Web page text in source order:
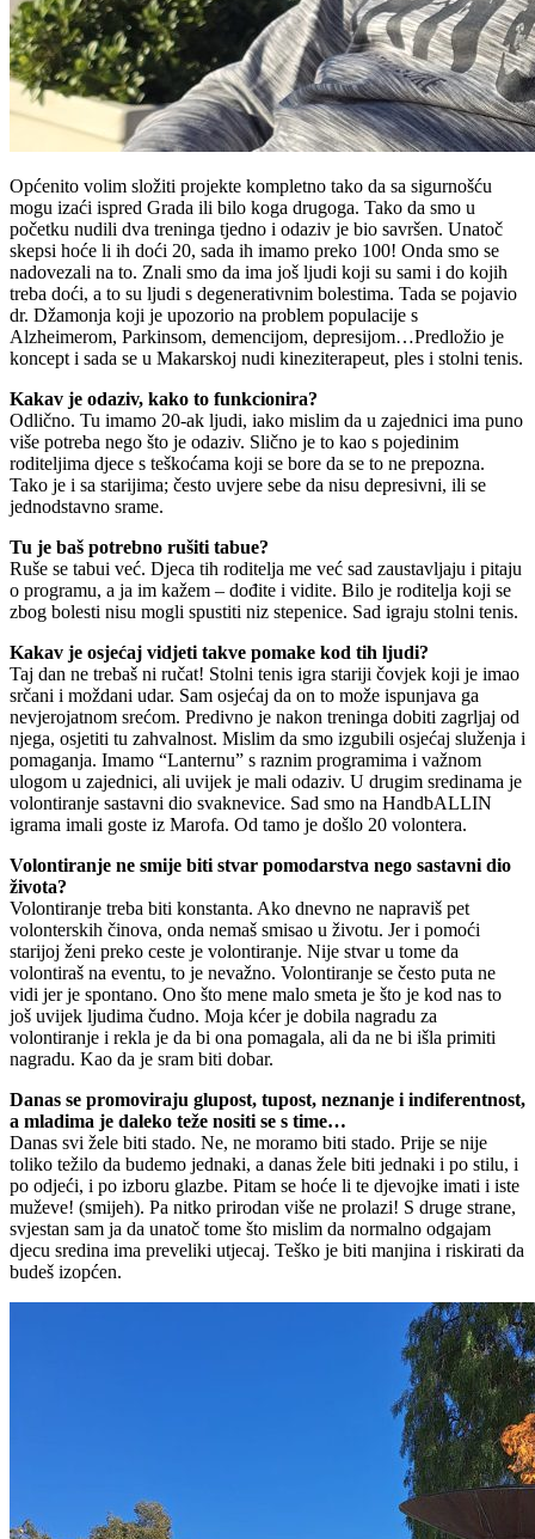
Općenito volim složiti projekte kompletno tako da sa sigurnošću
mogu izaći ispred Grada ili bilo koga drugoga. Tako da smo u
početku nudili dva treninga tjedno i odaziv je bio savršen. Unatoč
skepsi hoće li ih doći 20, sada ih imamo preko 100! Onda smo se
nadovezali na to. Znali smo da ima još ljudi koji su sami i do kojih
treba doći, a to su ljudi s degenerativnim bolestima. Tada se pojavio
dr. Džamonja koji je upozorio na problem populacije s
Alzheimerom, Parkinsom, demencijom, depresijom…Predložio je
koncept i sada se u Makarskoj nudi kineziterapeut, ples i stolni tenis.
Kakav je odaziv, kako to funkcionira?
Odlično. Tu imamo 20-ak ljudi, iako mislim da u zajednici ima puno
više potreba nego što je odaziv. Slično je to kao s pojedinim
roditeljima djece s teškoćama koji se bore da se to ne prepozna.
Tako je i sa starijima; često uvjere sebe da nisu depresivni, ili se
jednodstavno srame.
Tu je baš potrebno rušiti tabue?
Ruše se tabui već. Djeca tih roditelja me već sad zaustavljaju i pitaju
o programu, a ja im kažem – dođite i vidite. Bilo je roditelja koji se
zbog bolesti nisu mogli spustiti niz stepenice. Sad igraju stolni tenis.
Kakav je osjećaj vidjeti takve pomake kod tih ljudi?
Taj dan ne trebaš ni ručat! Stolni tenis igra stariji čovjek koji je imao
srčani i moždani udar. Sam osjećaj da on to može ispunjava ga
nevjerojatnom srećom. Predivno je nakon treninga dobiti zagrljaj od
njega, osjetiti tu zahvalnost. Mislim da smo izgubili osjećaj služenja i
pomaganja. Imamo “Lanternu” s raznim programima i važnom
ulogom u zajednici, ali uvijek je mali odaziv. U drugim sredinama je
volontiranje sastavni dio svaknevice. Sad smo na HandbALLIN
igrama imali goste iz Marofa. Od tamo je došlo 20 volontera.
Volontiranje ne smije biti stvar pomodarstva nego sastavni dio
života?
Volontiranje treba biti konstanta. Ako dnevno ne napraviš pet
volonterskih činova, onda nemaš smisao u životu. Jer i pomoći
starijoj ženi preko ceste je volontiranje. Nije stvar u tome da
volontiraš na eventu, to je nevažno. Volontiranje se često puta ne
vidi jer je spontano. Ono što mene malo smeta je što je kod nas to
još uvijek ljudima čudno. Moja kćer je dobila nagradu za
volontiranje i rekla je da bi ona pomagala, ali da ne bi išla primiti
nagradu. Kao da je sram biti dobar.
Danas se promoviraju glupost, tupost, neznanje i indiferentnost,
a mladima je daleko teže nositi se s time…
Danas svi žele biti stado. Ne, ne moramo biti stado. Prije se nije
toliko težilo da budemo jednaki, a danas žele biti jednaki i po stilu, i
po odjeći, i po izboru glazbe. Pitam se hoće li te djevojke imati i iste
muževe! (smijeh). Pa nitko prirodan više ne prolazi! S druge strane,
svjestan sam ja da unatoč tome što mislim da normalno odgajam
djecu sredina ima preveliki utjecaj. Teško je biti manjina i riskirati da
budeš izopćen.